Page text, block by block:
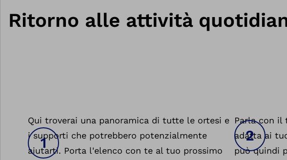
Ritorno alle attività
Qui troverai una panoramica di tutte le ortesi e
i supporti che potrebbero potenzialmente
aiutarti. Porta l'elenco con te al tuo prossimo
Parla con il
adatta ai
può quindi